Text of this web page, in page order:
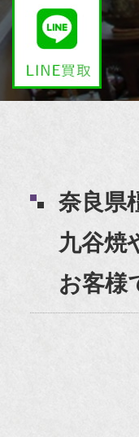
奈良県
九谷焼
お客様